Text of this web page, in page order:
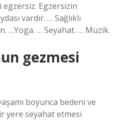
Egzersizin
vardır. … Sağlıklı
…Yoga. … Seyahat. … Müzik.
gezmesi
boyunca bedeni ve
yere seyahat etmesi